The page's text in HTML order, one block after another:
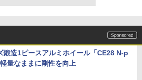
鍛造1ピースアルミホイール「CE28 N-p
量なままに剛性を向上